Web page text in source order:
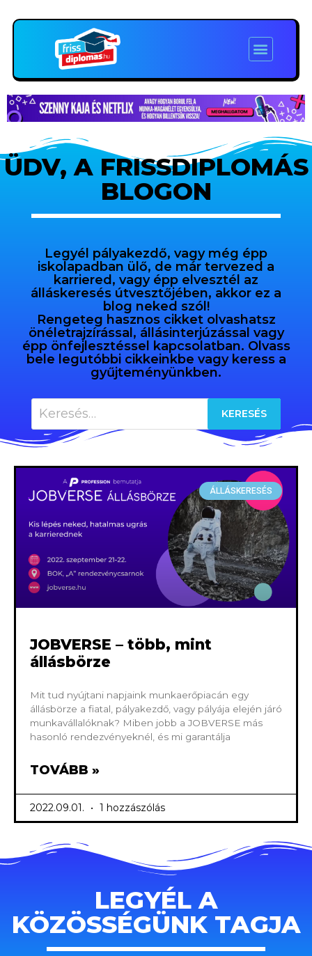
ÜDV, A FRISSDIPLOMÁS
BLOGON
Legyél pályakezdő, vagy még épp
iskolapadban ülő, de már tervezed a
karriered, vagy épp elvesztél az
álláskeresés útvesztőjében, akkor ez a
blog neked szól!
Rengeteg hasznos cikket olvashatsz
önéletrajzírással, állásinterjúzással vagy
épp önfejlesztéssel kapcsolatban. Olvass
bele legutóbbi cikkeinkbe vagy keress a
gyűjteményünkben.
ÁLLÁSKERESÉS
JOBVERSE – több, mint
állásbörze
Mit tud nyújtani napjaink munkaerőpiacán egy
állásbörze a fiatal, pályakezdő, vagy pályája elején járó
munkavállalóknak? Miben jobb a JOBVERSE más
hasonló rendezvényeknél, és mi garantálja
TOVÁBB »
2022.09.01. 1 hozzászólás
LEGYÉL A
KÖZÖSSÉGÜNK TAGJA